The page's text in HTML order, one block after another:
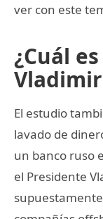
ver con este
¿Cuál
El estudio
lavado de
un banco ruso
el Presidente